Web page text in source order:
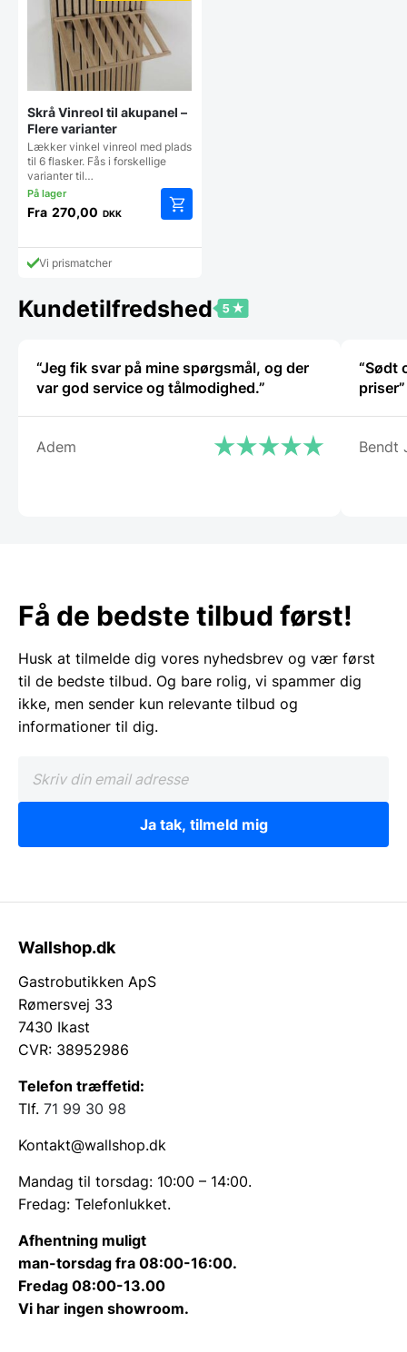
Skrå Vinreol til akupanel –
Flere varianter
Lækker vinkel vinreol med plads
til 6 flasker. Fås i forskellige
varianter til…
Fra 270,00 DKK
vare
Mulighederne
på
varesiden
Vi prismatcher
Kundetilfredshed
“Jeg fik svar på mine spørgsmål, og der
var god service og tålmodighed.”
Adem
“Sødt
priser”
Bendt
Få de bedste tilbud først!
Husk at tilmelde dig vores nyhedsbrev og vær først
til de bedste tilbud. Og bare rolig, vi spammer dig
ikke, men sender kun relevante tilbud og
informationer til dig.
Ja tak, tilmeld mig
Wallshop.dk
Gastrobutikken ApS
Rømersvej 33
7430 Ikast
CVR: 38952986
Telefon træffetid:
Tlf. 71 99 30 98
Kontakt@wallshop.dk
Mandag til torsdag: 10:00 – 14:00.
Fredag: Telefonlukket.
Afhentning muligt
man-torsdag fra 08:00-16:00.
Fredag 08:00-13.00
Vi har ingen showroom.